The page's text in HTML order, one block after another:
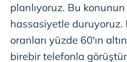
planlıyoruz. Bu
hassasiyetle
oranları yüzde 60'ın
birebir telefonla